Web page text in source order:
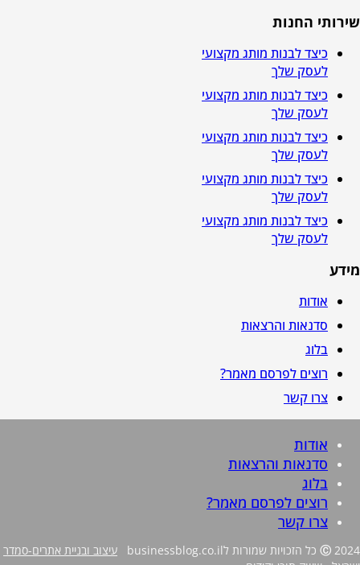
שירותי החנות
כיצד לבנות מותג מקצועי
לעסק שלך
כיצד לבנות מותג מקצועי
לעסק שלך
כיצד לבנות מותג מקצועי
לעסק שלך
כיצד לבנות מותג מקצועי
לעסק שלך
כיצד לבנות מותג מקצועי
לעסק שלך
מידע
אודות
סדנאות והרצאות
בלוג
רוצים לפרסם מאמר?
צרו קשר
אודות
סדנאות והרצאות
בלוג
רוצים לפרסם מאמר?
צרו קשר
Ⓒ 2024 כל הזכויות שמורות לbusinessblog.co.il
עיצוב ובניית אתרים-סמדר